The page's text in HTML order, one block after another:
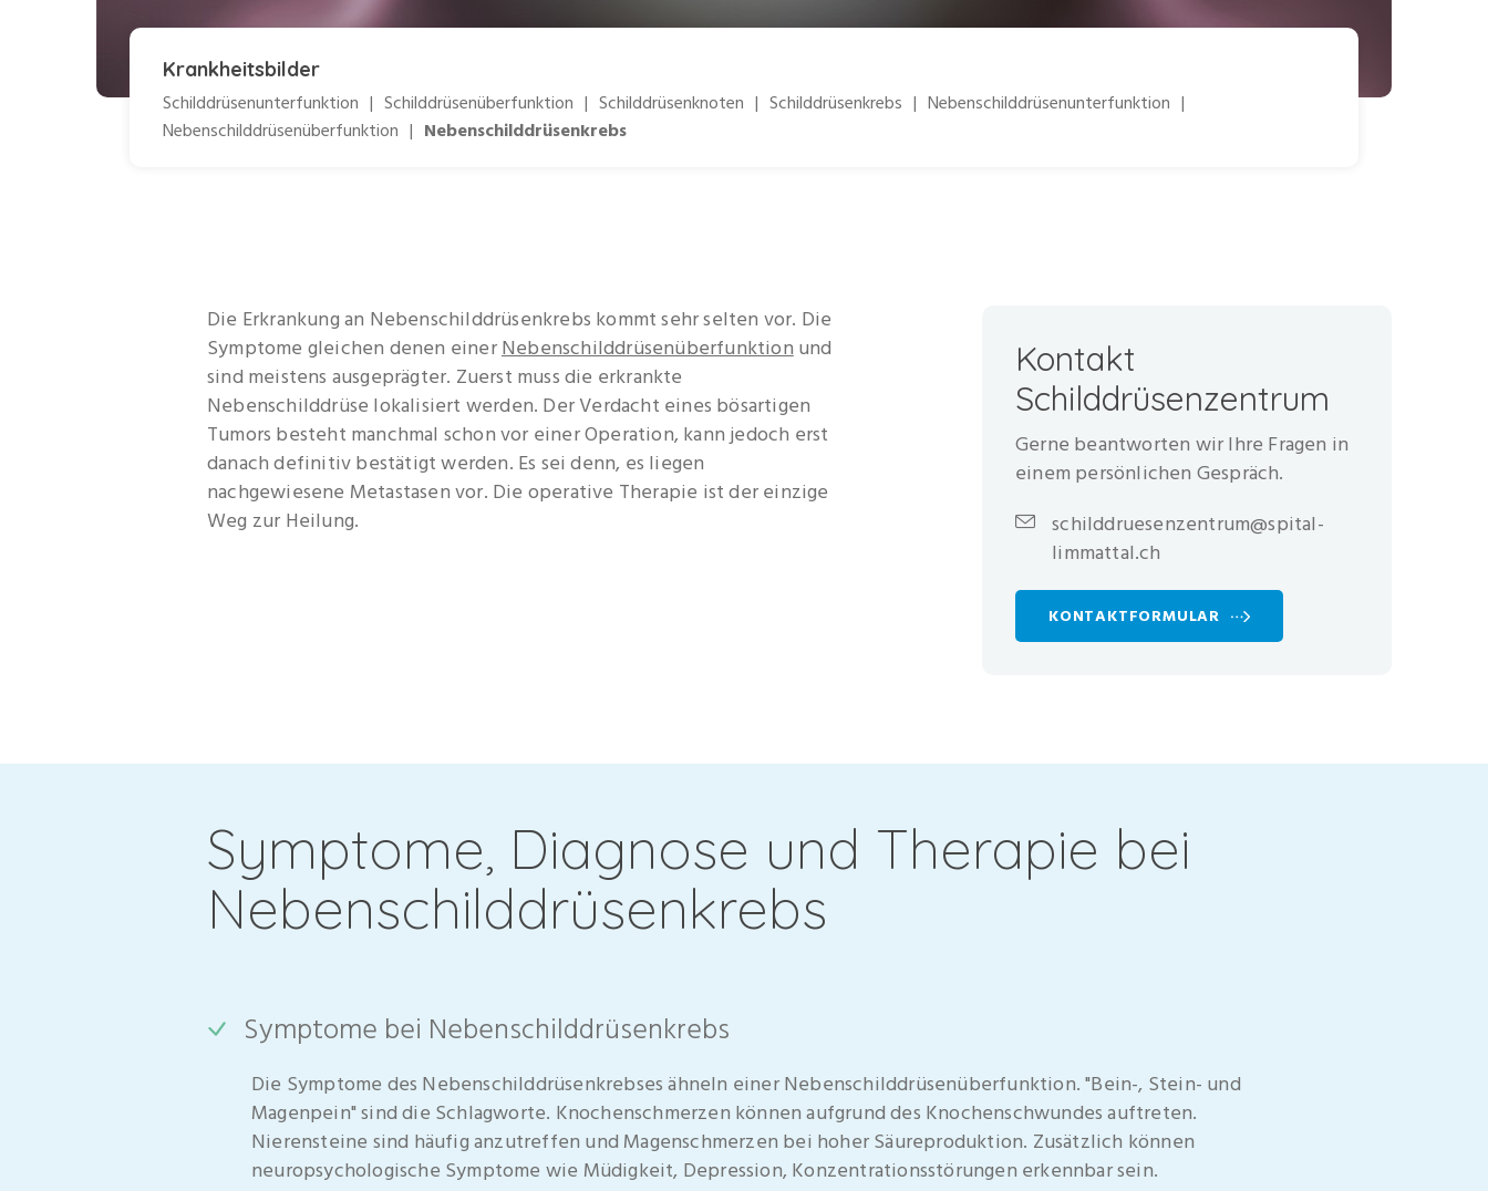
Krankheitsbilder
Schilddrüsenunterfunktion | Schilddrüsenüberfunktion | Schilddrüsenknoten | Schilddrüsenkrebs | Nebenschilddrüsenunterfunktion |
Nebenschilddrüsenüberfunktion | Nebenschilddrüsenkrebs
Die Erkrankung an Nebenschilddrüsenkrebs kommt sehr selten vor. Die
Symptome gleichen denen einerNebenschilddrüsenüberfunktionund
sind meistens ausgeprägter. Zuerst muss die erkrankte
Nebenschilddrüse lokalisiert werden. Der Verdacht eines bösartigen
Tumors besteht manchmal schon vor einer Operation, kann jedoch erst
danach definitiv bestätigt werden. Es sei denn, es liegen
nachgewiesene Metastasen vor. Die operative Therapie ist der einzige
Weg zur Heilung.
Kontakt
Schilddrüsenzentrum
Gerne beantworten wir Ihre Fragen in
einem persönlichen Gespräch.
schilddruesenzentrum@spital-
limmattal.ch
KONTAKTFORMULAR
Symptome, Diagnose und Therapie bei
Nebenschilddrüsenkrebs
Symptome bei Nebenschilddrüsenkrebs
Die Symptome des Nebenschilddrüsenkrebses ähneln einer Nebenschilddrüsenüberfunktion. "Bein-, Stein- und
Magenpein" sind die Schlagworte. Knochenschmerzen können aufgrund des Knochenschwundes auftreten.
Nierensteine sind häufig anzutreffen und Magenschmerzen bei hoher Säureproduktion. Zusätzlich können
neuropsychologische Symptome wie Müdigkeit, Depression, Konzentrationsstörungen erkennbar sein.